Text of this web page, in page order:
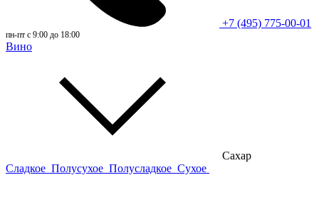
+7 (495) 775-00-01
пн-пт с 9:00 до 18:00
Вино
Сахар
Сладкое Полусухое Полусладкое Сухое